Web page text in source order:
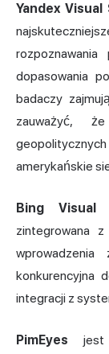
Yandex Visual
dopasowania
badaczy
zauważyć,
amerykańskie
Bing Visual
zintegrowana
konkurencyjna
integracji z
PimEyes jest